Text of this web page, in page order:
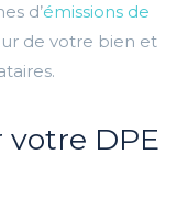
d’émissions de
de votre bien et
DPE